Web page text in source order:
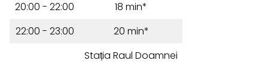
20:00 - 22:00
18 min*
22:00 - 23:00
20 min*
Stația Raul Doamnei